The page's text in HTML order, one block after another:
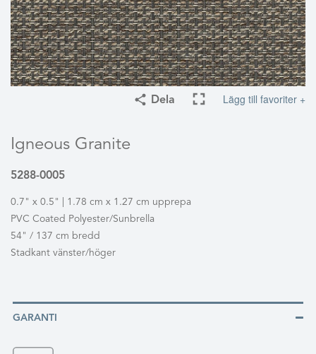
Dela Lägg till favoriter +
Igneous Granite
5288-0005
0.7" x 0.5" | 1.78 cm x 1.27 cm upprepa
PVC Coated Polyester/Sunbrella
54" / 137 cm bredd
Stadkant vänster/höger
GARANTI